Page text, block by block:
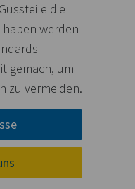
die
werden
gemach, um
zu vermeiden.